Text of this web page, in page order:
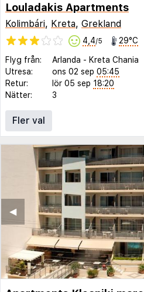
Louladakis Apartments
Kolimbári, Kreta, Grekland
4,4/5 29°C
Flyg från: Arlanda - Kreta Chania
Utresa:
ons 02 sep 05:45
Retur:
lör 05 sep 18:20
Nätter:
3
Fler val
◀︎